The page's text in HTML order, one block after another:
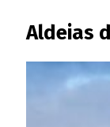
Aldeias